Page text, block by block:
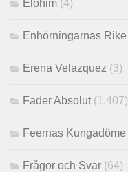
Elohim (4)
Enhörningarnas Rike
Erena Velazquez (3)
Fader Absolut (1,407)
Feernas Kungadöme
Frågor och Svar (64)